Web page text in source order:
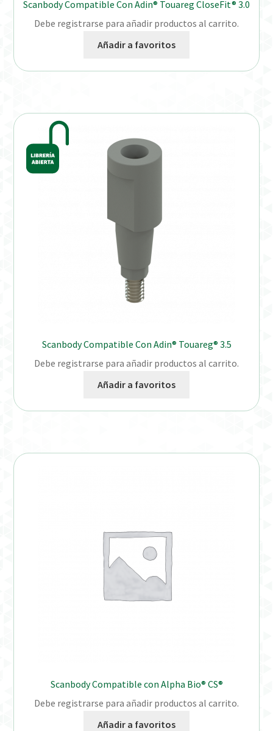
Scanbody Compatible Con Adin® Touareg CloseFit® 3.0
Debe registrarse para añadir productos al carrito.
Añadir a favoritos
Scanbody Compatible Con Adin® Touareg® 3.5
Debe registrarse para añadir productos al carrito.
Añadir a favoritos
Scanbody Compatible con Alpha Bio® CS®
Debe registrarse para añadir productos al carrito.
Añadir a favoritos